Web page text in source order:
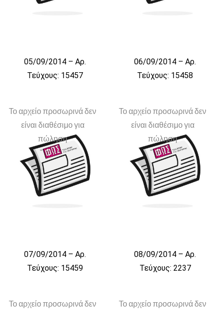
05/09/2014 – Αρ.
Τεύχους: 15457
06/09/2014 – Αρ.
Τεύχους: 15458
Το αρχείο προσωρινά δεν
είναι διαθέσιμο για
πώληση
07/09/2014 – Αρ.
Τεύχους: 15459
Το αρχείο προσωρινά δεν
είναι διαθέσιμο για
πώληση
08/09/2014 – Αρ.
Τεύχους: 2237
Το αρχείο προσωρινά δεν
Το αρχείο προσωρινά δεν